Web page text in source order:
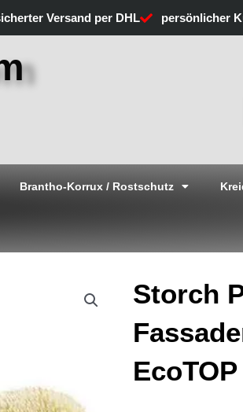
Versand per DHL persönlicher
Brantho-Korrux / Rostschutz
Storch